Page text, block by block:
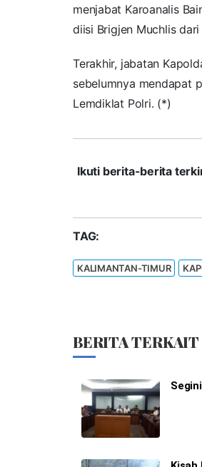
menjabat Karoanalis
diisi Brigjen Muchlis
Terakhir, jabatan
sebelumnya mendapat
Lemdiklat Polri. (*)
Ikuti berita-berita
TAG:
KALIMANTAN-TIMUR
BERITA TERKAIT